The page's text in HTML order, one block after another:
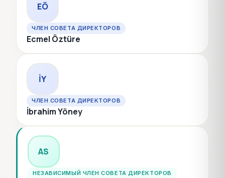
EÖ
ЧЛЕН СОВЕТА ДИРЕКТОРОВ
Ecmel Öztüre
İY
ЧЛЕН СОВЕТА ДИРЕКТОРОВ
İbrahim Yöney
AS
НЕЗАВИСИМЫЙ ЧЛЕН СОВЕТА ДИРЕКТОРОВ